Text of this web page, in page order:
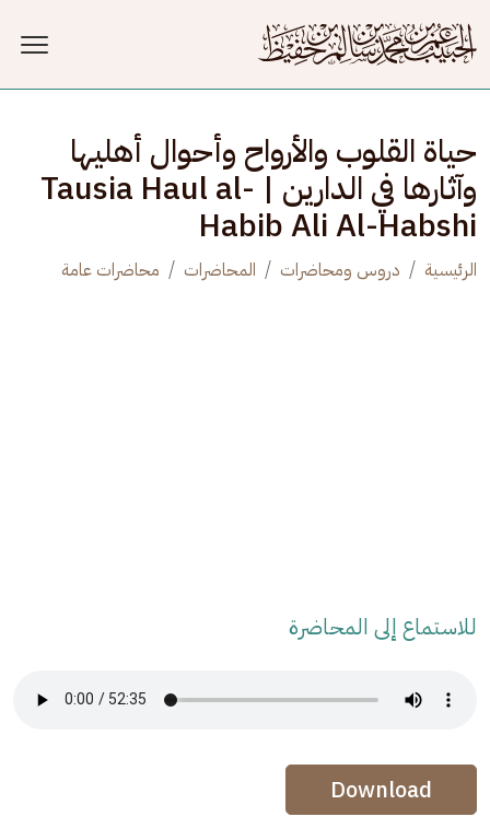
حياة القلوب والأرواح وأحوال أهليها
وآثارها في الدارين | Tausia Haul al-
Habib Ali Al-Habshi
الرئيسية دروس ومحاضرات المحاضرات محاضرات عامة
للاستماع إلى المحاضرة
Audio Stream
Audio Stream
Download